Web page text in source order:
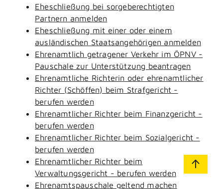
Eheschließung bei sorgeberechtigten
Partnern anmelden
Eheschließung mit einer oder einem
ausländischen Staatsangehörigen anmelden
Ehrenamtlich getragener Verkehr im ÖPNV -
Pauschale zur Unterstützung beantragen
Ehrenamtliche Richterin oder ehrenamtlicher
Richter (Schöffen) beim Strafgericht -
berufen werden
Ehrenamtlicher Richter beim Finanzgericht -
berufen werden
Ehrenamtlicher Richter beim Sozialgericht -
berufen werden
Ehrenamtlicher Richter beim
Verwaltungsgericht - berufen werden
Ehrenamtspauschale geltend machen